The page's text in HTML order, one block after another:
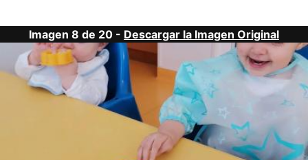
Imagen 8 de 20 - Descargar la Imagen Original